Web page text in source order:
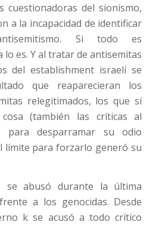
cuestionadoras del sionismo,
a la incapacidad de identificar
Si todo es
es. Y al tratar de antisemitas
del establishment israelí se
que reaparecieran los
relegitimados, los que sí
(también las críticas al
para desparramar su odio
límite para forzarlo generó su
se abusó durante la última
a los genocidas. Desde
k se acusó a todo crítico